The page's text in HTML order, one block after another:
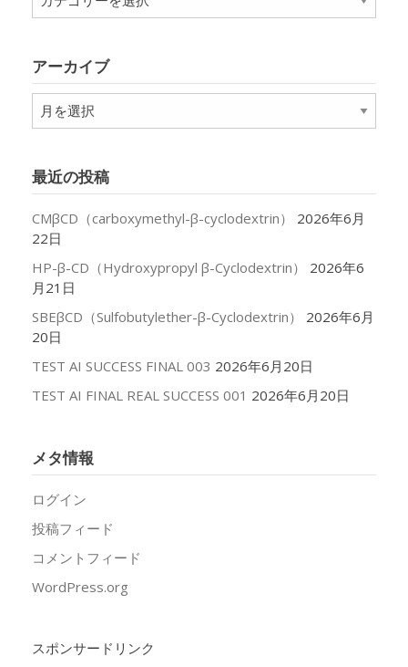
テ
ー
アーカイブ
ア
ー
ブ
最近の投稿
CMβCD（carboxymethyl-β-cyclodextrin）
2026年6月
22日
HP-β-CD（Hydroxypropyl β-Cyclodextrin）
2026年6
月21日
SBEβCD（Sulfobutylether-β-Cyclodextrin）
2026年6月
20日
TEST AI SUCCESS FINAL 003 2026年6月20日
TEST AI FINAL REAL SUCCESS 001 2026年6月20日
メタ情報
ログイン
投稿フィード
コメントフィード
WordPress.org
スポンサードリンク